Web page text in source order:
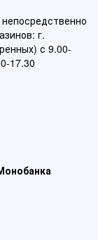
г.
с 9.00-
17.30